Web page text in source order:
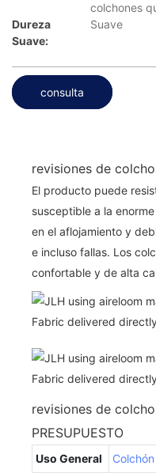
colchones
Dureza
Suave:
Suave
consulta
revisiones de
El producto puede
susceptible a la
en el aflojamiento y
e incluso fallas. Los
confortable y de alta
revisiones de
PRESUPUESTO
Uso General